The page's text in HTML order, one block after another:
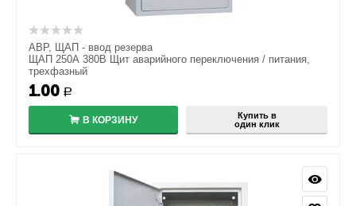
АВР, ЩАП - ввод резерва
ЩАП 250А 380В Щит аварийного переключения / питания,
трехфазный
1.00 Р
В КОРЗИНУ
Купить в
один клик